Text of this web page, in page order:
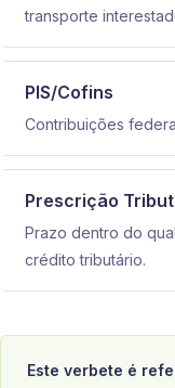
transporte
PIS/Cofins
Contribuições
Prescrição
Prazo dentro do
crédito tributário.
Este verbete é